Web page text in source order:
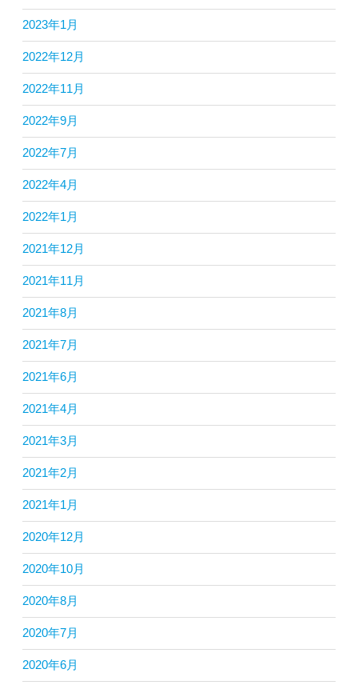
2023年1月
2022年12月
2022年11月
2022年9月
2022年7月
2022年4月
2022年1月
2021年12月
2021年11月
2021年8月
2021年7月
2021年6月
2021年4月
2021年3月
2021年2月
2021年1月
2020年12月
2020年10月
2020年8月
2020年7月
2020年6月